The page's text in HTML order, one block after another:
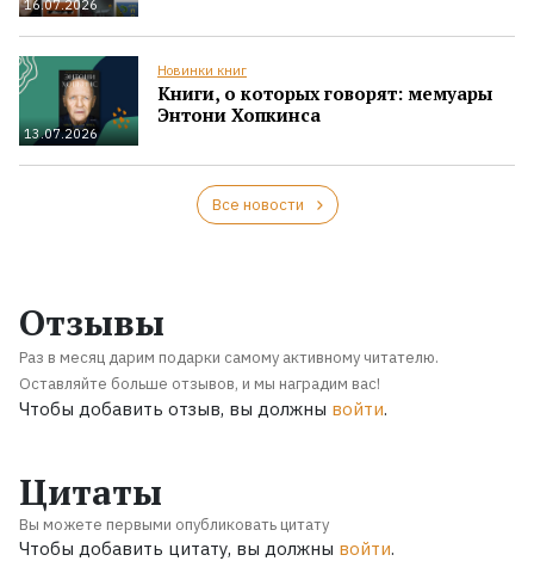
16.07.2026
13.07.2026
Новинки книг
Книги, о которых говорят: мемуары
Энтони Хопкинса
Все новости
Отзывы
Раз в месяц дарим подарки самому активному читателю.
Оставляйте больше отзывов, и мы наградим вас!
Чтобы добавить отзыв, вы должны войти.
Цитаты
Вы можете первыми опубликовать цитату
Чтобы добавить цитату, вы должны войти.